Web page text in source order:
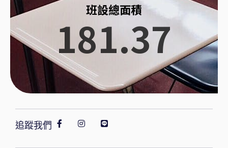
班設總面積
181.37
追蹤我們